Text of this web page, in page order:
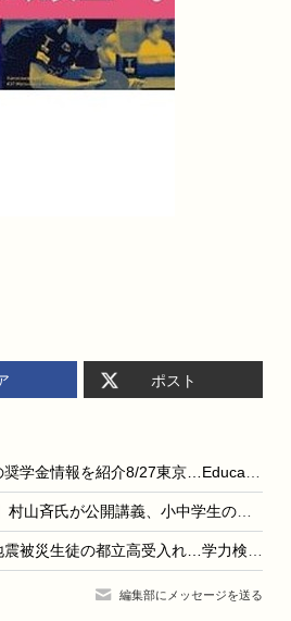
ポスト
アメリカ留学の奨学金情報を紹介8/27東京…EducationUSA
【夏休み2026】村山斉氏が公開講義、小中学生のための大学講義スクール9月開校
東京都、熊本地震被災生徒の都立高受入れ…学力検査なし・授業料免除
編集部にメッセージを送る